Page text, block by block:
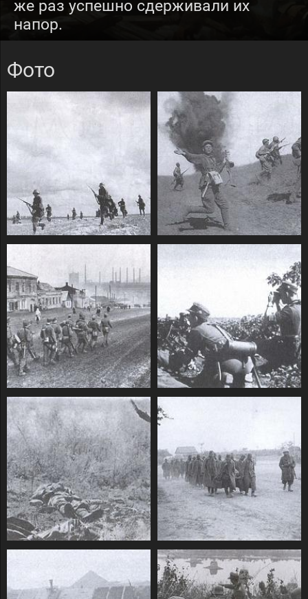
же раз успешно сдерживали их
напор.
Фото